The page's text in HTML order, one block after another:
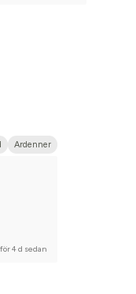
Ardenner
för 4 d sedan